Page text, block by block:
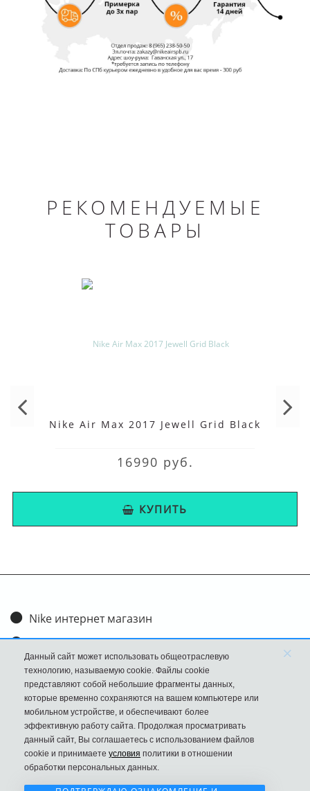
РЕКОМЕНДУЕМЫЕ
ТОВАРЫ
Nike Air Max 2017 Jewell Grid Black
16990 руб.
КУПИТЬ
Nike интернет магазин
Доставка и оплата
Обмен и возврат
Размеры
FAQ
Новости
Политика Конфиденциальности
Данный сайт может использовать общеотраслевую
технологию, называемую cookie. Файлы cookie
представляют собой небольшие фрагменты данных,
которые временно сохраняются на вашем компьютере или
мобильном устройстве, и обеспечивают более
эффективную работу сайта. Продолжая просматривать
данный сайт, Вы соглашаетесь с использованием файлов
cookie и принимаете условия политики в отношении
обработки персональных данных.
×